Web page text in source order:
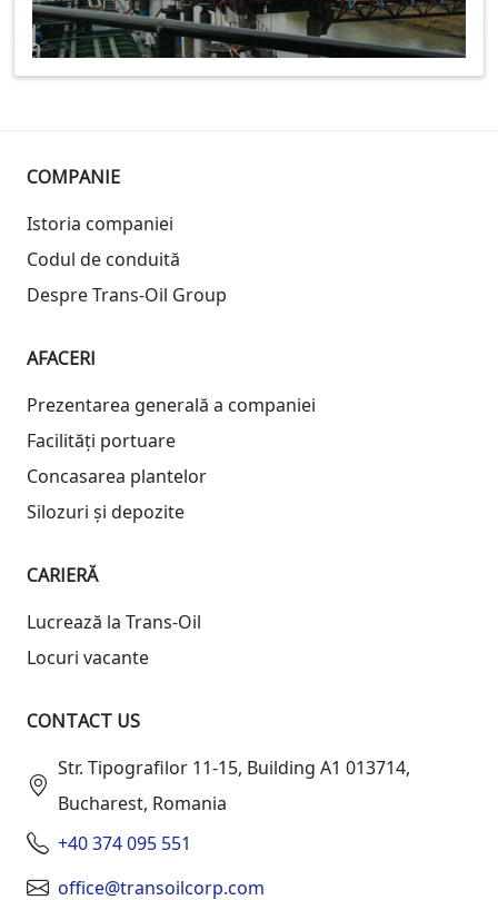
COMPANIE
Istoria companiei
Codul de conduită
Despre Trans-Oil Group
AFACERI
Prezentarea generală a companiei
Facilități portuare
Concasarea plantelor
Silozuri și depozite
CARIERĂ
Lucrează la Trans-Oil
Locuri vacante
CONTACT US
Str. Tipografilor 11-15, Building A1 013714,
Bucharest, Romania
+40 374 095 551
office@transoilcorp.com